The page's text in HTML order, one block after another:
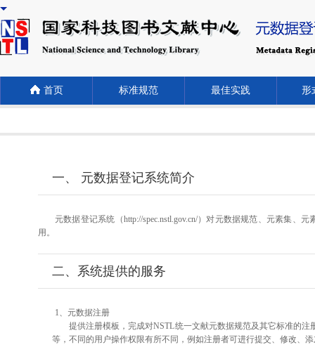
首页 标准规范 最佳实践 形
一、 元数据登记系统简介
元数据登记系统（http://spec.nstl.gov.cn/）对元数据规范、元素集
用。
二、系统提供的服务
1、元数据注册
提供注册模板，完成对NSTL统一文献元数据规范及其它标准的
等，不同的用户操作权限有所不同，例如注册者可进行提交、修改、